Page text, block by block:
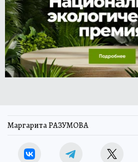
Маргарита РАЗУМОВА